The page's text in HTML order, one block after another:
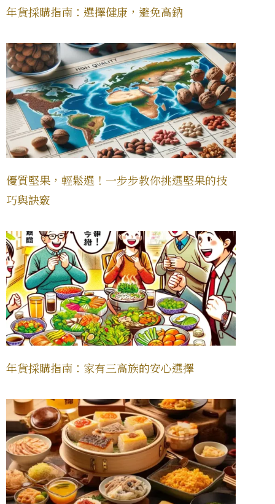
年貨採購指南：選擇健康，避免高鈉
優質堅果，輕鬆選！一步步教你挑選堅果的技
巧與訣竅
年貨採購指南：家有三高族的安心選擇